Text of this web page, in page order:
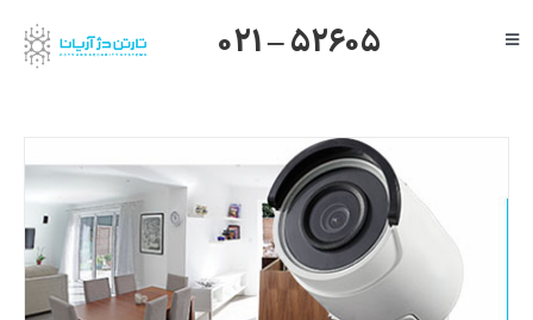
to
Toggle
021 – 52605